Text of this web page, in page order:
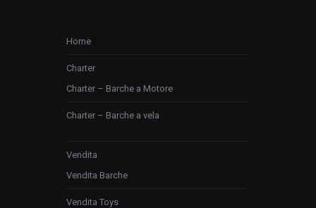
Home
Charter
Charter – Barche a Motore
Charter – Barche a vela
Vendita
Vendita Barche
Vendita Toys